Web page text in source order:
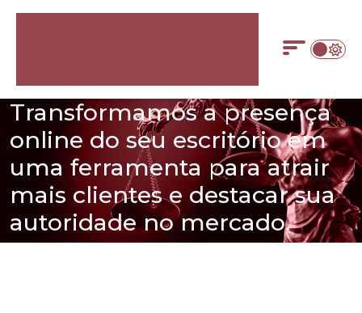
Transformamos a presença
online do seu escritório em
uma ferramenta para atrair
mais clientes e destacar sua
autoridade no mercado.